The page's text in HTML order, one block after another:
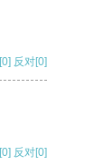
[0] 反对[0]
[0] 反对[0]